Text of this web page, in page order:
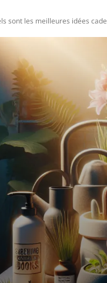
sont les meilleures idées